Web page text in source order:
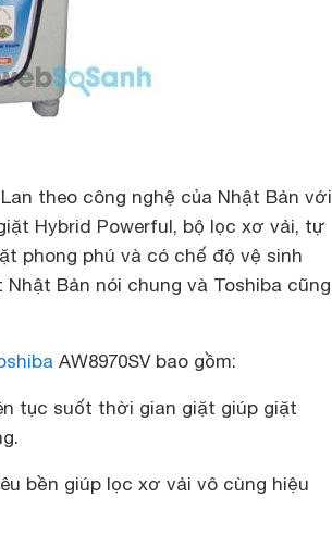
theo công nghệ của Nhật Bản với
Hybrid Powerful, bộ lọc xơ vải, tự
phong phú và có chế độ vệ sinh
Bản nói chung và Toshiba cũng
AW8970SV bao gồm:
tục suốt thời gian giặt giúp giặt
bền giúp lọc xơ vải vô cùng hiệu